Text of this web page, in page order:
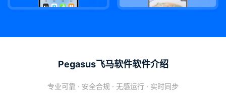
Pegasus飞马软件软件介绍
专业可靠 · 安全合规 · 无感运行 · 实时同步